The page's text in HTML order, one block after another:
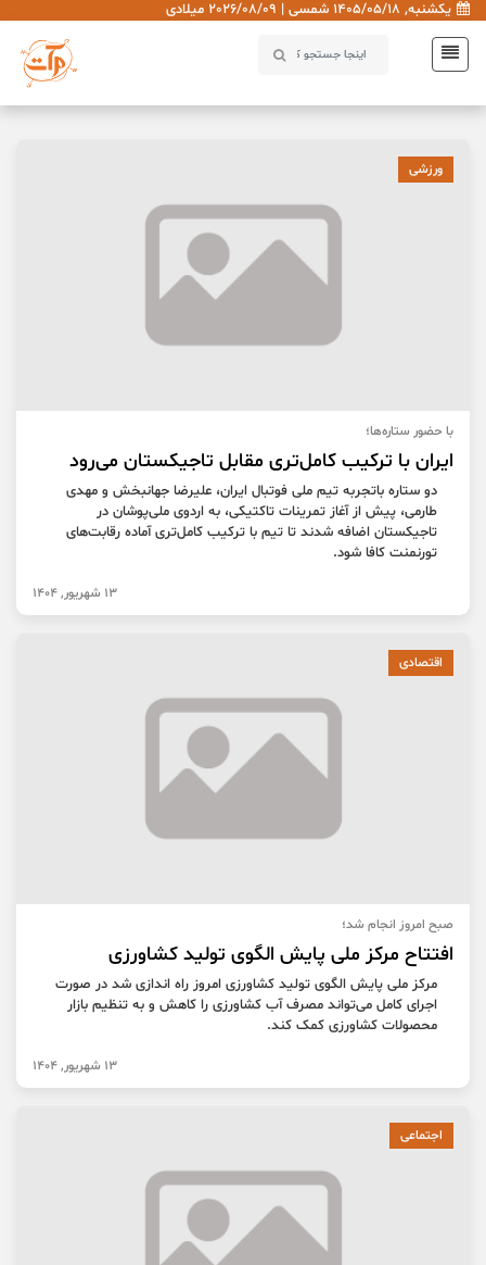
یکشنبه, 1405/05/18 شمسی | 2026/08/09 میلادی
ورزشی
با حضور ستاره‌ها؛
ایران با ترکیب کامل‌تری مقابل تاجیکستان می‌رود
دو ستاره باتجربه تیم ملی فوتبال ایران، علیرضا جهانبخش و مهدی
طارمی، پیش از آغاز تمرینات تاکتیکی، به اردوی ملی‌پوشان در
تاجیکستان اضافه شدند تا تیم با ترکیب کامل‌تری آماده رقابت‌های
تورنمنت کافا شود.
13 شهریور, 1404
اقتصادی
صبح امروز انجام شد؛
افتتاح مرکز ملی پایش الگوی تولید کشاورزی
مرکز ملی پایش الگوی تولید کشاورزی امروز راه اندازی شد در صورت
اجرای کامل می‌تواند مصرف آب کشاورزی را کاهش و به تنظیم بازار
محصولات کشاورزی کمک کند.
13 شهریور, 1404
اجتماعی